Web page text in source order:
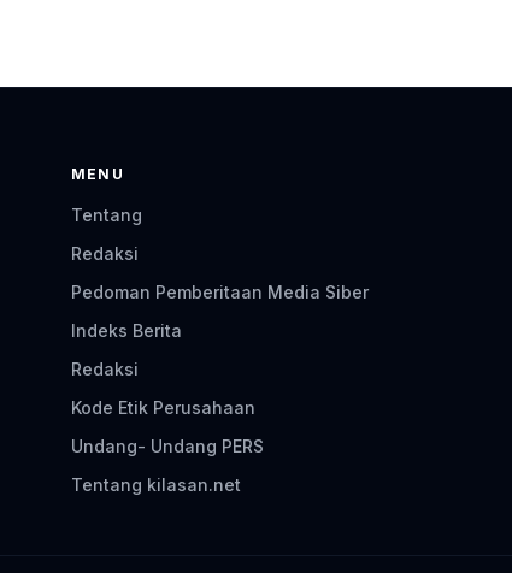
MENU
Tentang
Redaksi
Pedoman Pemberitaan Media Siber
Indeks Berita
Redaksi
Kode Etik Perusahaan
Undang- Undang PERS
Tentang kilasan.net